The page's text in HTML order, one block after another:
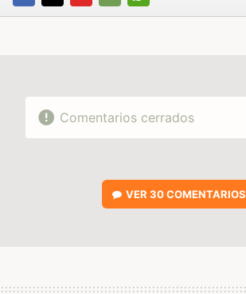
FACEBOOK
TWITTERFLIPBOARD
E-
WHATSAPP
Comentarios cerrados
VER30 COMENTARIOS